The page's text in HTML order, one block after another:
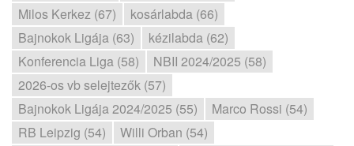
Milos Kerkez (67)
kosárlabda (66)
Bajnokok Ligája (63)
kézilabda (62)
Konferencia Liga (58)
NBII 2024/2025 (58)
2026-os vb selejtezők (57)
Bajnokok Ligája 2024/2025 (55)
Marco Rossi (54)
RB Leipzig (54)
Willi Orban (54)